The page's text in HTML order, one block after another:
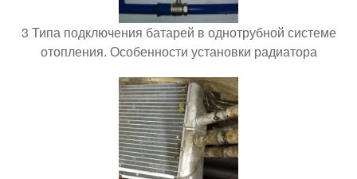
3 Типа подключения батарей в однотрубной системе
отопления. Особенности установки радиатора